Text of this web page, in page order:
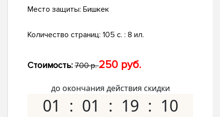
Место защиты: Бишкек
Количество страниц: 105 с. : 8 ил.
Стоимость: 700 р.250 руб.
до окончания действия скидки
01 01 19 09